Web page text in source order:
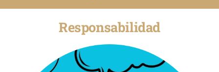
Responsabilidad